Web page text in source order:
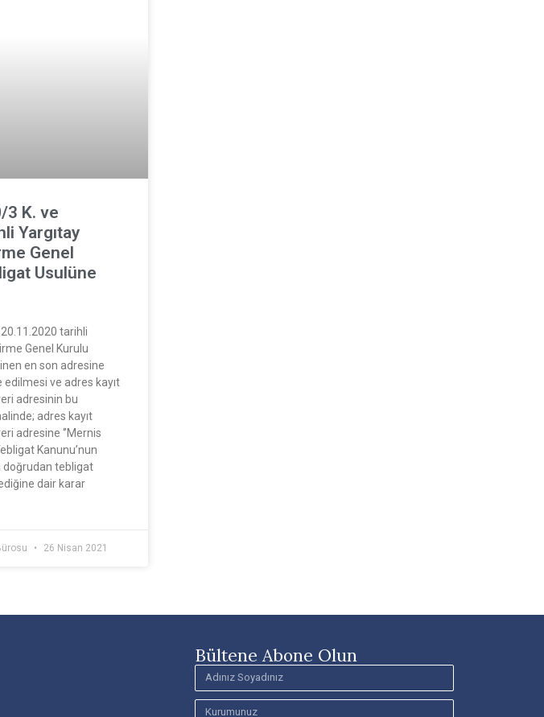
3 K. ve
Yargıtay
Genel
Usulüne
tarihli
Genel Kurulu
en son adresine
edilmesi ve adres kayıt
adresinin bu
adres kayıt
adresine ‘’Mernis
Kanunu’nun
doğrudan tebligat
dair karar
26 Nisan 2021
Bültene Abone Olun